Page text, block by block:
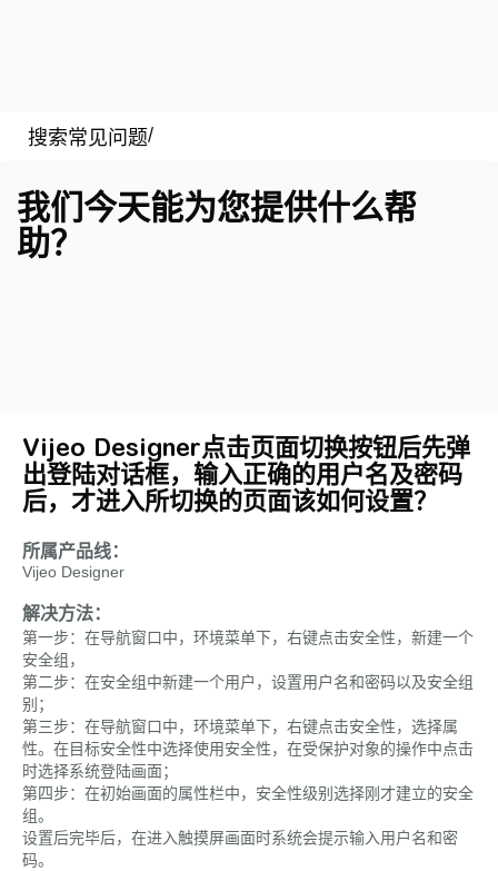
我们今天能为您提供什么帮
助？
Vijeo Designer点击页面切换按钮后先弹
出登陆对话框，输入正确的用户名及密码
后，才进入所切换的页面该如何设置？
所属产品线：
Vijeo Designer
解决方法：
第一步：在导航窗口中，环境菜单下，右键点击安全性，新建一个
安全组，
第二步：在安全组中新建一个用户，设置用户名和密码以及安全组
别；
第三步：在导航窗口中，环境菜单下，右键点击安全性，选择属
性。在目标安全性中选择使用安全性，在受保护对象的操作中点击
时选择系统登陆画面；
第四步：在初始画面的属性栏中，安全性级别选择刚才建立的安全
组。
设置后完毕后，在进入触摸屏画面时系统会提示输入用户名和密
码。